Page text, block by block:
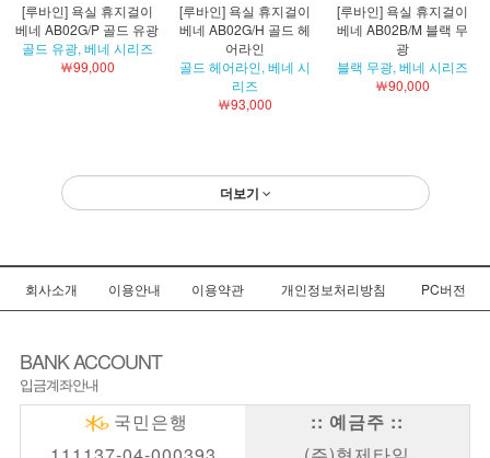
[루바인] 욕실 휴지걸이
베네 AB02G/P 골드 유광
골드 유광, 베네 시리즈
￦99,000
[루바인] 욕실 휴지걸이
베네 AB02G/H 골드 헤
어라인
골드 헤어라인, 베네 시
리즈
￦93,000
[루바인] 욕실 휴지걸이
베네 AB02B/M 블랙 무
광
블랙 무광, 베네 시리즈
￦90,000
더보기
회사소개 이용안내 이용약관 개인정보처리방침 PC버전
BANK ACCOUNT
입금계좌안내
국민은행
:: 예금주 ::